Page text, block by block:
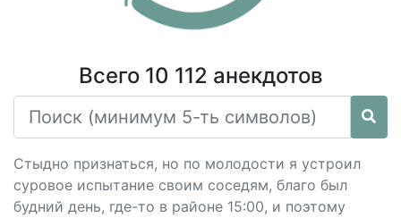
Всего 10 112 анекдотов
Стыдно признаться, но по молодости я устроил
суровое испытание своим соседям, благо был
будний день, где-то в районе 15:00, и поэтому